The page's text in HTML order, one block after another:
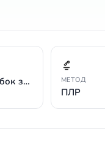
з… МЕТОД
ПЛР